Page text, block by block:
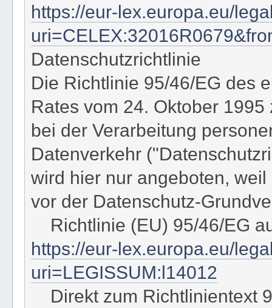
https://eur-lex.europa.eu/
Datenschutzrichtlinie
Die Richtlinie 95/46/EG des
Rates vom 24. Oktober
bei der Verarbeitung
Datenverkehr
wird hier nur angeboten,
vor der Datenschutz-
Richtlinie (EU) 95/46/EG
https://eur-lex.europa.eu/
uri=LEGISSUM:l14012
Direkt zum Richtlinientext